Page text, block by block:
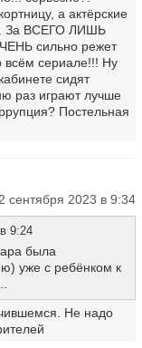
а актёрские
За ВСЕГО ЛИШЬ
сильно режет
всём сериале!!! Ну
сидят
раз играют лучше
Постельная
сентября 2023 в 9:34
9:24
была
уже с ребёнком к
Не надо